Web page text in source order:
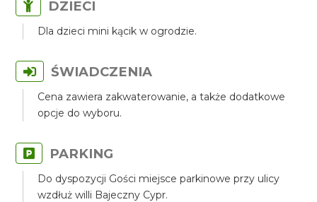
DZIECI
Dla dzieci mini kącik w ogrodzie.
ŚWIADCZENIA
Cena zawiera zakwaterowanie, a także dodatkowe
opcje do wyboru.
PARKING
Do dyspozycji Gości miejsce parkinowe przy ulicy
wzdłuż willi Bajeczny Cypr.